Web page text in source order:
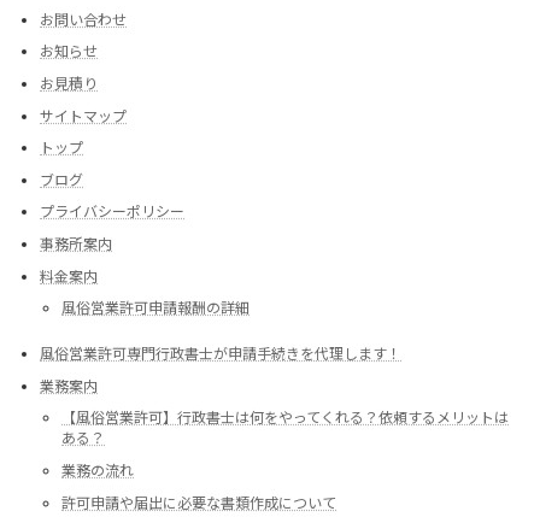
お問い合わせ
お知らせ
お見積り
サイトマップ
トップ
ブログ
プライバシーポリシー
事務所案内
料金案内
風俗営業許可申請報酬の詳細
風俗営業許可専門行政書士が申請手続きを代理します！
業務案内
【風俗営業許可】行政書士は何をやってくれる？依頼するメリットは
ある？
業務の流れ
許可申請や届出に必要な書類作成について